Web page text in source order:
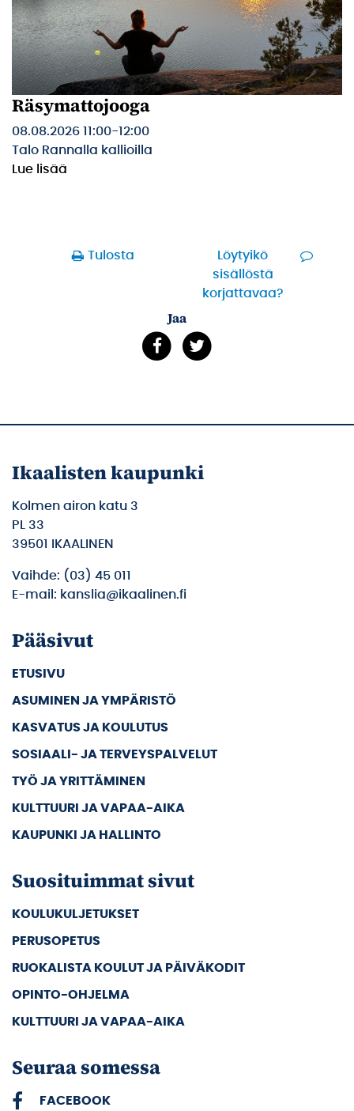
Räsymattojooga
08.08.2026 11:00-12:00
Talo Rannalla kallioilla
Lue lisää
Tulosta
Löytyikö
sisällöstä
korjattavaa?
Jaa
Ikaalisten kaupunki
Kolmen airon katu 3
PL 33
39501 IKAALINEN
Vaihde: (03) 45 011
E-mail: kanslia@ikaalinen.fi
Pääsivut
ETUSIVU
ASUMINEN JA YMPÄRISTÖ
KASVATUS JA KOULUTUS
SOSIAALI- JA TERVEYSPALVELUT
TYÖ JA YRITTÄMINEN
KULTTUURI JA VAPAA-AIKA
KAUPUNKI JA HALLINTO
Suosituimmat sivut
KOULUKULJETUKSET
PERUSOPETUS
RUOKALISTA KOULUT JA PÄIVÄKODIT
OPINTO-OHJELMA
KULTTUURI JA VAPAA-AIKA
Seuraa somessa
FACEBOOK